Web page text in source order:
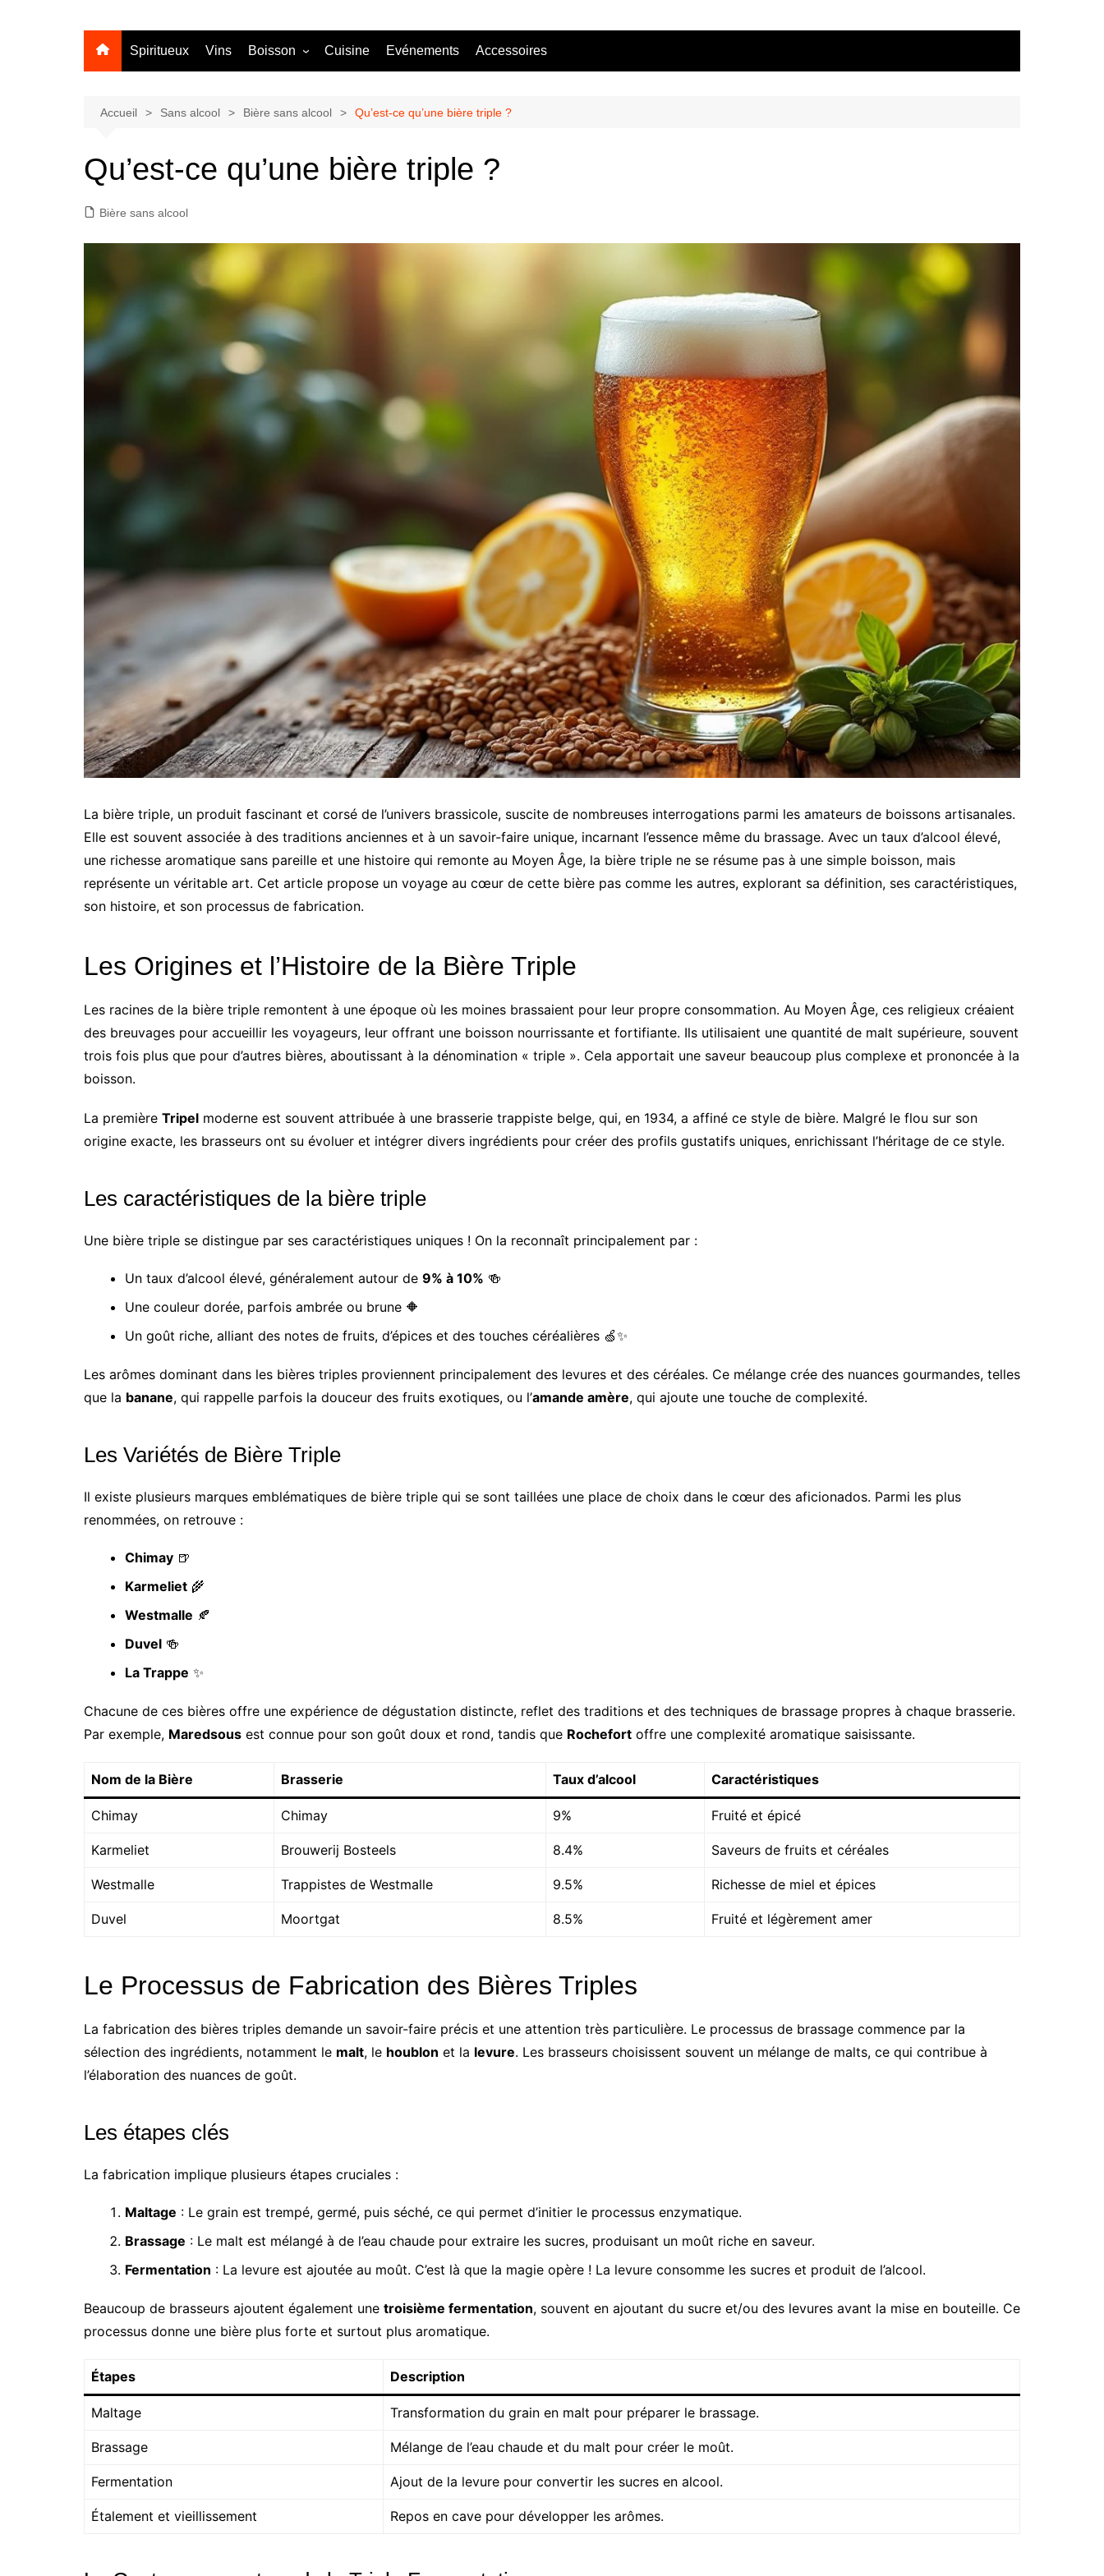
Spiritueux Vins Boisson
Mocktail
Cocktail
Cuisine Evénements Accessoires
Accueil Sans alcool Bière sans alcool Qu’est-ce qu’une bière triple ?
Qu’est-ce qu’une bière triple ?
Bière sans alcool
La bière triple, un produit fascinant et corsé de l’univers brassicole, suscite de nombreuses interrogations parmi les amateurs de boissons artisanales.
Elle est souvent associée à des traditions anciennes et à un savoir-faire unique, incarnant l’essence même du brassage. Avec un taux d’alcool élevé,
une richesse aromatique sans pareille et une histoire qui remonte au Moyen Âge, la bière triple ne se résume pas à une simple boisson, mais
représente un véritable art. Cet article propose un voyage au cœur de cette bière pas comme les autres, explorant sa définition, ses caractéristiques,
son histoire, et son processus de fabrication.
Les Origines et l’Histoire de la Bière Triple
Les racines de la bière triple remontent à une époque où les moines brassaient pour leur propre consommation. Au Moyen Âge, ces religieux créaient
des breuvages pour accueillir les voyageurs, leur offrant une boisson nourrissante et fortifiante. Ils utilisaient une quantité de malt supérieure, souvent
trois fois plus que pour d’autres bières, aboutissant à la dénomination « triple ». Cela apportait une saveur beaucoup plus complexe et prononcée à la
boisson.
La première Tripel moderne est souvent attribuée à une brasserie trappiste belge, qui, en 1934, a affiné ce style de bière. Malgré le flou sur son
origine exacte, les brasseurs ont su évoluer et intégrer divers ingrédients pour créer des profils gustatifs uniques, enrichissant l’héritage de ce style.
Les caractéristiques de la bière triple
Une bière triple se distingue par ses caractéristiques uniques ! On la reconnaît principalement par :
Un taux d’alcool élevé, généralement autour de 9% à 10% 🍻
Une couleur dorée, parfois ambrée ou brune 🔶
Un goût riche, alliant des notes de fruits, d’épices et des touches céréalières 🍏✨
Les arômes dominant dans les bières triples proviennent principalement des levures et des céréales. Ce mélange crée des nuances gourmandes, telles
que la banane, qui rappelle parfois la douceur des fruits exotiques, ou l’amande amère, qui ajoute une touche de complexité.
Les Variétés de Bière Triple
Il existe plusieurs marques emblématiques de bière triple qui se sont taillées une place de choix dans le cœur des aficionados. Parmi les plus
renommées, on retrouve :
Chimay 🍺
Karmeliet 🌾
Westmalle 🍂
Duvel 🍻
La Trappe ✨
Chacune de ces bières offre une expérience de dégustation distincte, reflet des traditions et des techniques de brassage propres à chaque brasserie.
Par exemple, Maredsous est connue pour son goût doux et rond, tandis que Rochefort offre une complexité aromatique saisissante.
Nom de la Bière Brasserie Taux d’alcool Caractéristiques
Chimay Chimay 9% Fruité et épicé
Karmeliet Brouwerij Bosteels 8.4% Saveurs de fruits et céréales
Westmalle Trappistes de Westmalle 9.5% Richesse de miel et épices
Duvel Moortgat 8.5% Fruité et légèrement amer
Le Processus de Fabrication des Bières Triples
La fabrication des bières triples demande un savoir-faire précis et une attention très particulière. Le processus de brassage commence par la
sélection des ingrédients, notamment le malt, le houblon et la levure. Les brasseurs choisissent souvent un mélange de malts, ce qui contribue à
l’élaboration des nuances de goût.
Les étapes clés
La fabrication implique plusieurs étapes cruciales :
Maltage : Le grain est trempé, germé, puis séché, ce qui permet d’initier le processus enzymatique.
Brassage : Le malt est mélangé à de l’eau chaude pour extraire les sucres, produisant un moût riche en saveur.
Fermentation : La levure est ajoutée au moût. C’est là que la magie opère ! La levure consomme les sucres et produit de l’alcool.
Beaucoup de brasseurs ajoutent également une troisième fermentation, souvent en ajoutant du sucre et/ou des levures avant la mise en bouteille. Ce
processus donne une bière plus forte et surtout plus aromatique.
Étapes Description
Maltage Transformation du grain en malt pour préparer le brassage.
Brassage Mélange de l’eau chaude et du malt pour créer le moût.
Fermentation Ajout de la levure pour convertir les sucres en alcool.
Étalement et vieillissement Repos en cave pour développer les arômes.